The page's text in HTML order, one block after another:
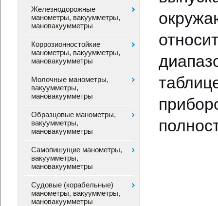
Железнодорожные
манометры, вакуумметры,
мановакуумметры
Коррозионностойкие
манометры, вакуумметры,
мановакуумметры
Молочные манометры,
вакуумметры,
мановакуумметры
Образцовые манометры,
вакуумметры,
мановакуумметры
Самопишущие манометры,
вакуумметры,
мановакуумметры
Судовые (корабельные)
манометры, вакуумметры,
мановакуумметры